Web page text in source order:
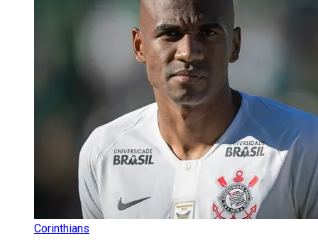
Corinthians